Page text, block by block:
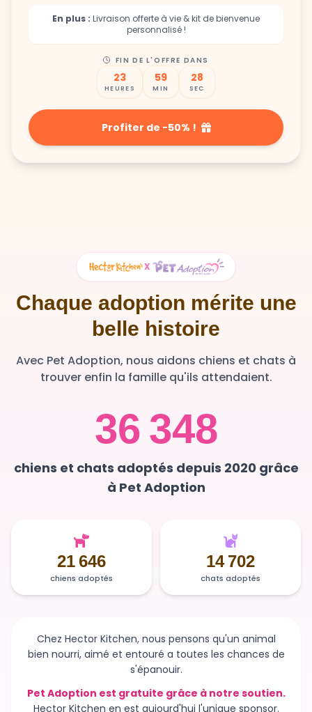
En plus : Livraison offerte à vie & kit de bienvenue
personnalisé !
FIN DE L'OFFRE DANS
23
HEURES
59
MIN
27
SEC
Profiter de -50% !
X
Chaque adoption mérite une
belle histoire
Avec Pet Adoption, nous aidons chiens et chats à
trouver enfin la famille qu'ils attendaient.
36 348
chiens et chats adoptés depuis 2020 grâce
à Pet Adoption
21 646
chiens adoptés
14 702
chats adoptés
Chez Hector Kitchen, nous pensons qu'un animal
bien nourri, aimé et entouré a toutes les chances de
s'épanouir.
Pet Adoption est gratuite grâce à notre soutien.
Hector Kitchen en est aujourd'hui l'unique sponsor.